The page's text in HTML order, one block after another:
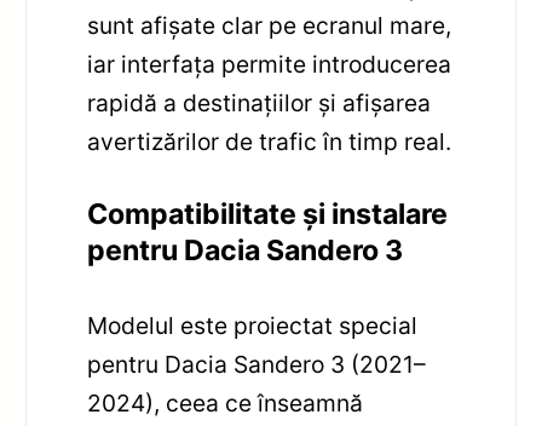
sunt afișate clar pe ecranul mare,
iar interfața permite introducerea
rapidă a destinațiilor și afișarea
avertizărilor de trafic în timp real.
Compatibilitate și instalare
pentru Dacia Sandero 3
Modelul este proiectat special
pentru Dacia Sandero 3 (2021–
2024), ceea ce înseamnă